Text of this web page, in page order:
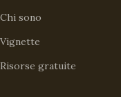
Chi sono
Vignette
Risorse gratuite